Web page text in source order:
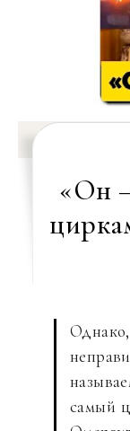
«Он
Однако,
самый